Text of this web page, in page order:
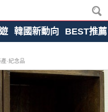
韓國新動向 BEST推薦
·紀念品